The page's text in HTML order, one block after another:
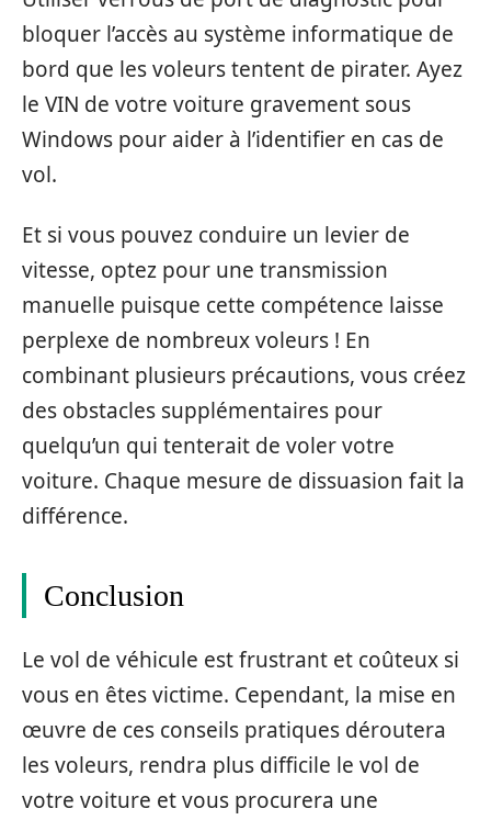
bloquer l’accès au système informatique de
bord que les voleurs tentent de pirater. Ayez
le VIN de votre voiture gravement sous
Windows pour aider à l’identifier en cas de
vol.
Et si vous pouvez conduire un levier de
vitesse, optez pour une transmission
manuelle puisque cette compétence laisse
perplexe de nombreux voleurs ! En
combinant plusieurs précautions, vous créez
des obstacles supplémentaires pour
quelqu’un qui tenterait de voler votre
voiture. Chaque mesure de dissuasion fait la
différence.
Conclusion
Le vol de véhicule est frustrant et coûteux si
vous en êtes victime. Cependant, la mise en
œuvre de ces conseils pratiques déroutera
les voleurs, rendra plus difficile le vol de
votre voiture et vous procurera une